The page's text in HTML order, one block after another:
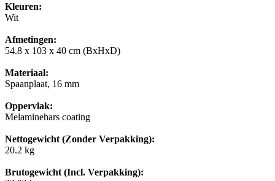
Kleuren:
Wit
Afmetingen:
54.8 x 103 x 40 cm (BxHxD)
Materiaal:
Spaanplaat, 16 mm
Oppervlak:
Melaminehars coating
Nettogewicht (Zonder Verpakking):
20.2 kg
Brutogewicht (Incl. Verpakking):